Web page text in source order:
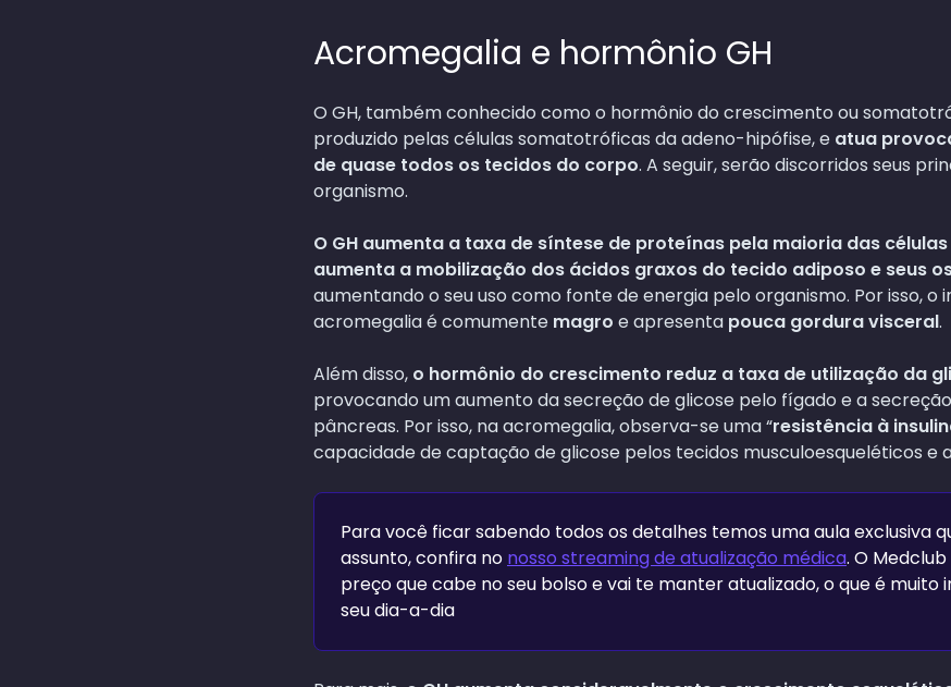
Acromegalia e hormônio GH
O GH, também conhecido como o hormônio do crescimento ou
produzido pelas células somatotróficas da adeno-hipófise, e atua
de quase todos os tecidos do corpo. A seguir, serão discorridos seus
organismo.
O GH aumenta a taxa de síntese de proteínas pela maioria das
aumenta a mobilização dos ácidos graxos do tecido adiposo e seus
aumentando o seu uso como fonte de energia pelo organismo. Por isso, o
acromegalia é comumente magro e apresenta pouca gordura visceral.
Além disso, o hormônio do crescimento reduz a taxa de utilização da
provocando um aumento da secreção de glicose pelo fígado e a
pâncreas. Por isso, na acromegalia, observa-se uma “resistência à
capacidade de captação de glicose pelos tecidos musculoesqueléticos e
Para você ficar sabendo todos os detalhes temos uma aula exclusiva
assunto, confira no nosso streaming de atualização médica. O
preço que cabe no seu bolso e vai te manter atualizado, o que é
seu dia-a-dia